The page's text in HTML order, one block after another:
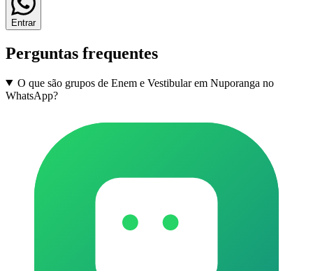
Entrar
Perguntas frequentes
O que são grupos de Enem e Vestibular em Nuporanga no
WhatsApp?